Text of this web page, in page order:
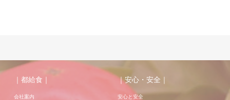
｜都給食｜
会社案内
｜安心・安全｜
安心と安全